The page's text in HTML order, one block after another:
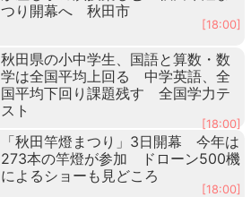
つり開幕へ 秋田市
[18:00]
秋田県の小中学生、国語と算数・数
学は全国平均上回る 中学英語、全
国平均下回り課題残す 全国学力テ
スト
[18:00]
「秋田竿燈まつり」3日開幕 今年は
273本の竿燈が参加 ドローン500機
によるショーも見どころ
[18:00]